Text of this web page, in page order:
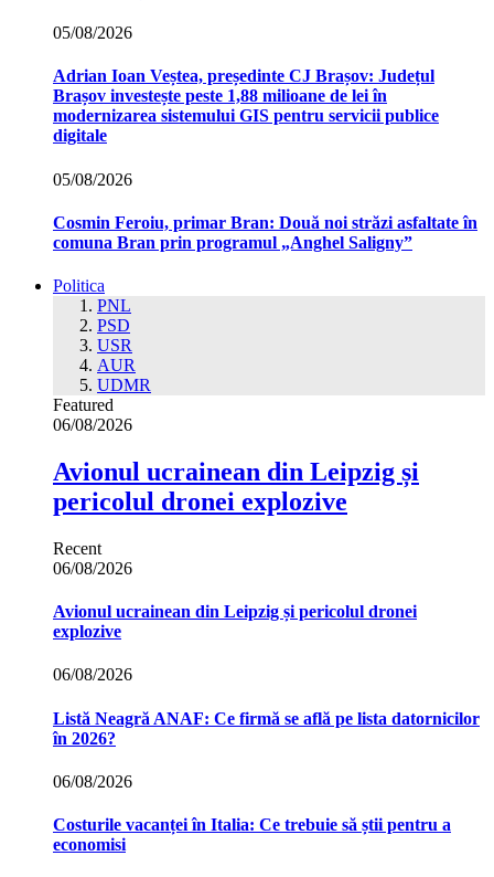
05/08/2026
Adrian Ioan Veștea, președinte CJ Brașov: Județul
Brașov investește peste 1,88 milioane de lei în
modernizarea sistemului GIS pentru servicii publice
digitale
05/08/2026
Cosmin Feroiu, primar Bran: Două noi străzi asfaltate în
comuna Bran prin programul „Anghel Saligny”
Politica
PNL
PSD
USR
AUR
UDMR
Featured
06/08/2026
Avionul ucrainean din Leipzig și
pericolul dronei explozive
Recent
06/08/2026
Avionul ucrainean din Leipzig și pericolul dronei
explozive
06/08/2026
Listă Neagră ANAF: Ce firmă se află pe lista datornicilor
în 2026?
06/08/2026
Costurile vacanței în Italia: Ce trebuie să știi pentru a
economisi